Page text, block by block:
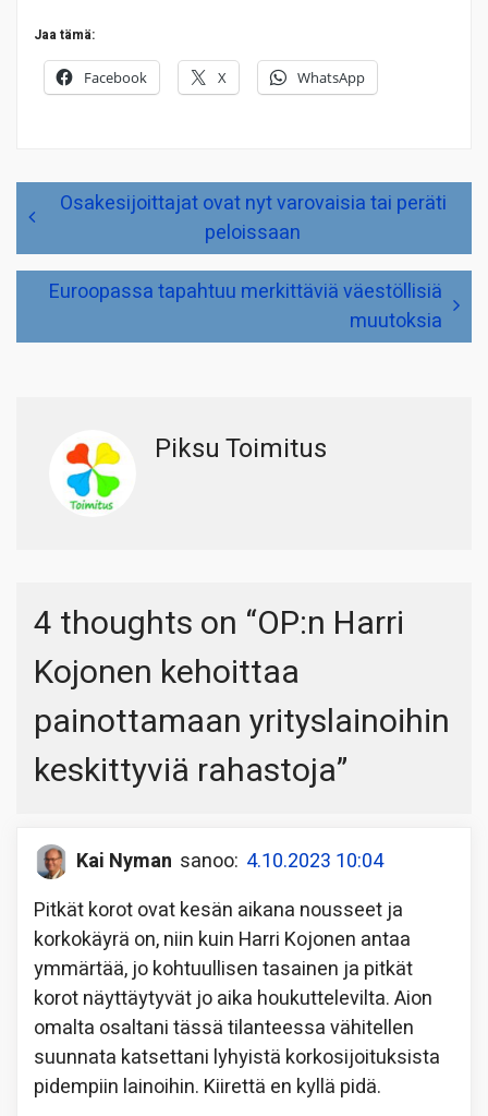
Jaa tämä:
Facebook X WhatsApp
Artikkelien
selaus Osakesijoittajat ovat nyt varovaisia tai peräti
peloissaan
Euroopassa tapahtuu merkittäviä väestöllisiä
muutoksia
Piksu Toimitus
4 thoughts on “OP:n Harri
Kojonen kehoittaa
painottamaan yrityslainoihin
keskittyviä rahastoja”
Kai Nyman sanoo: 4.10.2023 10:04
Pitkät korot ovat kesän aikana nousseet ja
korkokäyrä on, niin kuin Harri Kojonen antaa
ymmärtää, jo kohtuullisen tasainen ja pitkät
korot näyttäytyvät jo aika houkuttelevilta. Aion
omalta osaltani tässä tilanteessa vähitellen
suunnata katsettani lyhyistä korkosijoituksista
pidempiin lainoihin. Kiirettä en kyllä pidä.